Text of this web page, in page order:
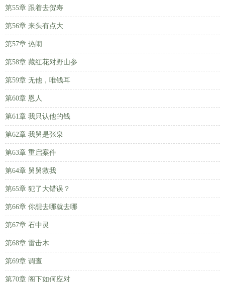
第55章 跟着去贺寿
第56章 来头有点大
第57章 热闹
第58章 藏红花对野山参
第59章 无他，唯钱耳
第60章 恩人
第61章 我只认他的钱
第62章 我舅是张泉
第63章 重启案件
第64章 舅舅救我
第65章 犯了大错误？
第66章 你想去哪就去哪
第67章 石中灵
第68章 雷击木
第69章 调查
第70章 阁下如何应对